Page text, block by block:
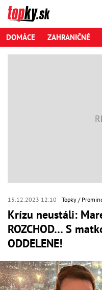
DOMÁCE ZAHRANIČNÉ
15.12.2023 12:10 Topky
Krízu neustáli:
ROZCHOD… S
ODDELENE!